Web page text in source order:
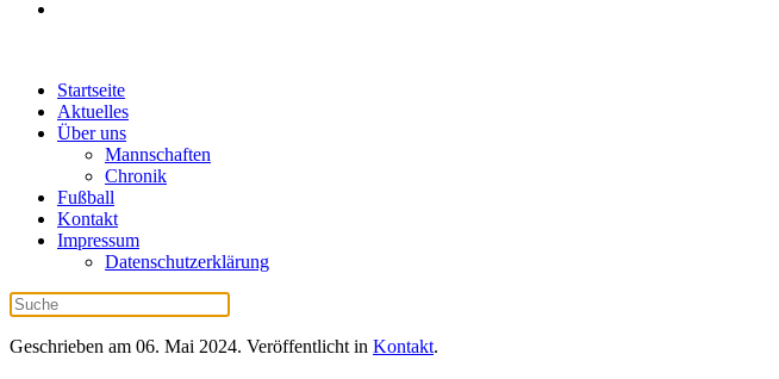
Startseite
Aktuelles
Über uns
Mannschaften
Chronik
Fußball
Kontakt
Impressum
Datenschutzerklärung
Geschrieben am 06. Mai 2024. Veröffentlicht in Kontakt.